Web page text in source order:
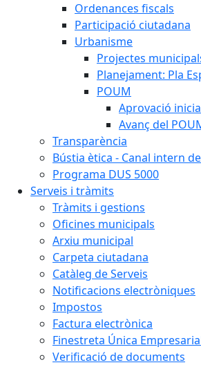
Ordenances fiscals
Participació ciutadana
Urbanisme
Projectes
Planejament: Pla
POUM
Aprovació
Avanç del
Transparència
Bústia ètica - Canal intern
Programa DUS 5000
Serveis i tràmits
Tràmits i gestions
Oficines municipals
Arxiu municipal
Carpeta ciutadana
Catàleg de Serveis
Notificacions electròniques
Impostos
Factura electrònica
Finestreta Única
Verificació de documents